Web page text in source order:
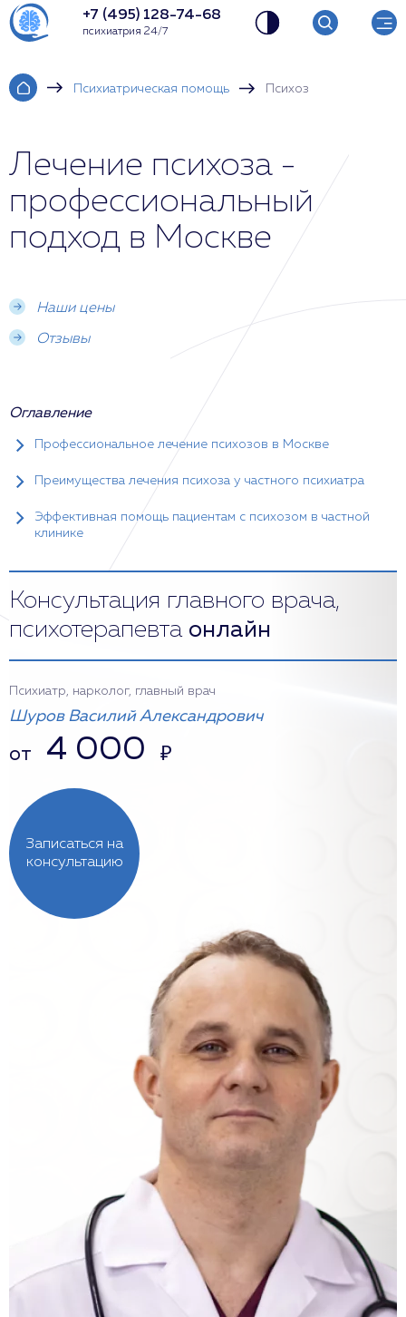
+7 (495) 128-74-68
психиатрия 24/7
Психиатрическая помощь Психоз
Лечение психоза -
профессиональный
подход в Москве
Наши цены
Отзывы
Оглавление
Профессиональное лечение психозов в Москве
Преимущества лечения психоза у частного психиатра
Эффективная помощь пациентам с психозом в частной
клинике
Консультация главного врача,
психотерапевта онлайн
Записаться на
консультацию
Психиатр, нарколог, главный врач
Шуров Василий Александрович
от 4 000 ₽